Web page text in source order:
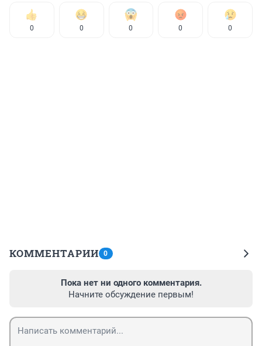
0 0 0 0 0
КОММЕНТАРИИ 0
Пока нет ни одного комментария.
Начните обсуждение первым!